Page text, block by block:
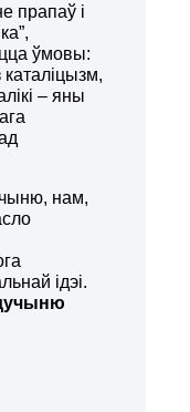
прапаў і
ўмовы:
– яны
нам,
ідэі.